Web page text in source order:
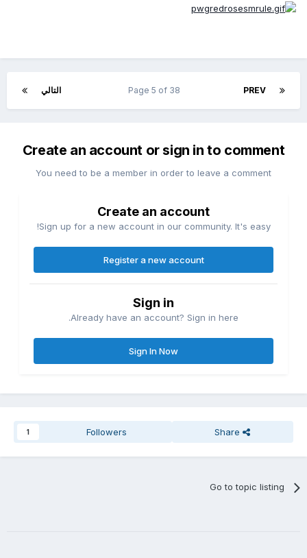
PREV التالي Page 5 of 38
Create an account or sign in to comment
You need to be a member in order to leave a comment
Create an account
Sign up for a new account in our community. It's easy!
Register a new account
Sign in
Already have an account? Sign in here.
Sign In Now
Share
Followers
Go to topic listing